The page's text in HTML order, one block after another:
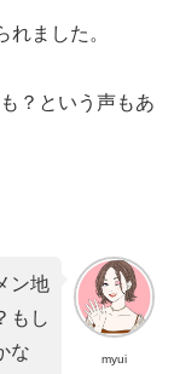
れました。
？という声もあ
myui
ン地
もし
な